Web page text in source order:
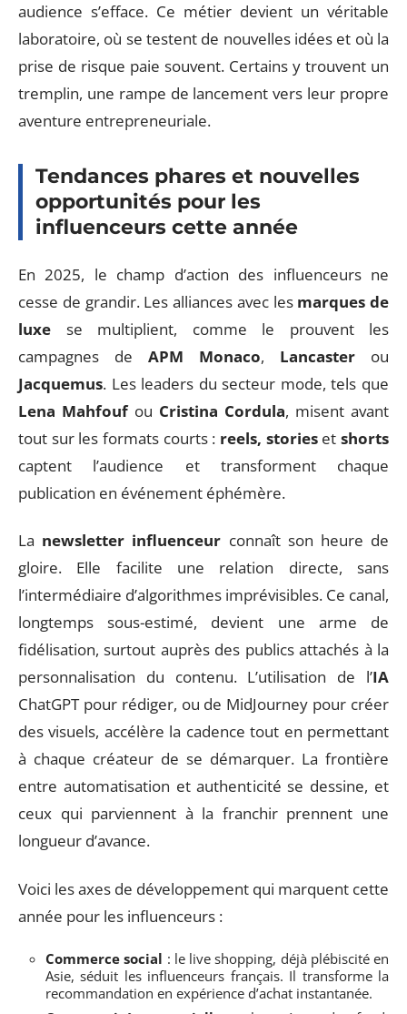
audience s’efface. Ce métier devient un véritable
laboratoire, où se testent de nouvelles idées et où la
prise de risque paie souvent. Certains y trouvent un
tremplin, une rampe de lancement vers leur propre
aventure entrepreneuriale.
Tendances phares et nouvelles
opportunités pour les
influenceurs cette année
En 2025, le champ d’action des influenceurs ne
cesse de grandir. Les alliances avec les marques de
luxe se multiplient, comme le prouvent les
campagnes de APM Monaco, Lancaster ou
Jacquemus. Les leaders du secteur mode, tels que
Lena Mahfoufou Cristina Cordula, misent avant
tout sur les formats courts : reels, storiesetshorts
captent l’audience et transforment chaque
publication en événement éphémère.
La newsletter influenceur connaît son heure de
gloire. Elle facilite une relation directe, sans
l’intermédiaire d’algorithmes imprévisibles. Ce canal,
longtemps sous-estimé, devient une arme de
fidélisation, surtout auprès des publics attachés à la
personnalisation du contenu. L’utilisation de l’IA
ChatGPT pour rédiger, ou de MidJourney pour créer
des visuels, accélère la cadence tout en permettant
à chaque créateur de se démarquer. La frontière
entre automatisation et authenticité se dessine, et
ceux qui parviennent à la franchir prennent une
longueur d’avance.
Voici les axes de développement qui marquent cette
année pour les influenceurs :
Commerce social : le live shopping, déjà plébiscité en
Asie, séduit les influenceurs français. Il transforme la
recommandation en expérience d’achat instantanée.